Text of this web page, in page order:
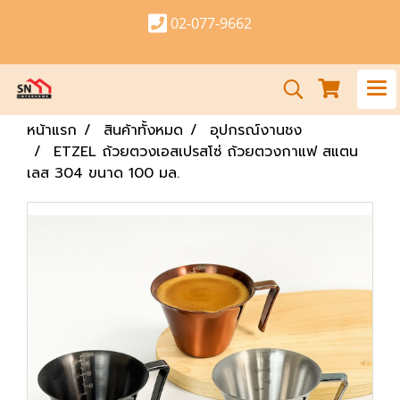
02-077-9662
หน้าแรก สินค้าทั้งหมด
อุปกรณ์งานชง
ETZEL ถ้วยตวงเอสเปรสโซ่ ถ้วยตวงกาแฟ สแตน
เลส 304 ขนาด 100 มล.